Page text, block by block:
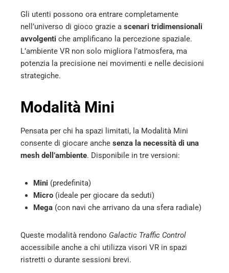
Gli utenti possono ora entrare completamente
nell’universo di gioco grazie a scenari tridimensionali
avvolgenti che amplificano la percezione spaziale.
L’ambiente VR non solo migliora l’atmosfera, ma
potenzia la precisione nei movimenti e nelle decisioni
strategiche.
Modalità Mini
Pensata per chi ha spazi limitati, la Modalità Mini
consente di giocare anche senza la necessità di una
mesh dell’ambiente. Disponibile in tre versioni:
Mini (predefinita)
Micro (ideale per giocare da seduti)
Mega (con navi che arrivano da una sfera radiale)
Queste modalità rendono Galactic Traffic Control
accessibile anche a chi utilizza visori VR in spazi
ristretti o durante sessioni brevi.